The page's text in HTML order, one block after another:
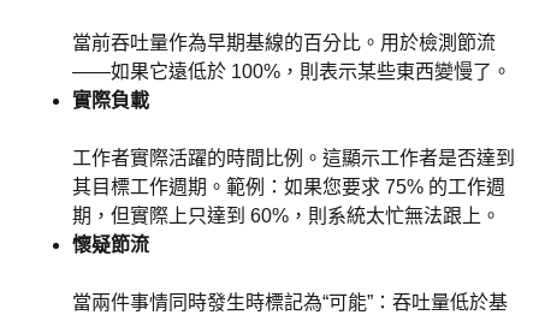
當前吞吐量作為早期基線的百分比。用於檢測節流
——如果它遠低於 100%，則表示某些東西變慢了。
實際負載
工作者實際活躍的時間比例。這顯示工作者是否達到
其目標工作週期。範例：如果您要求 75% 的工作週
期，但實際上只達到 60%，則系統太忙無法跟上。
懷疑節流
當兩件事情同時發生時標記為“可能”：吞吐量低於基